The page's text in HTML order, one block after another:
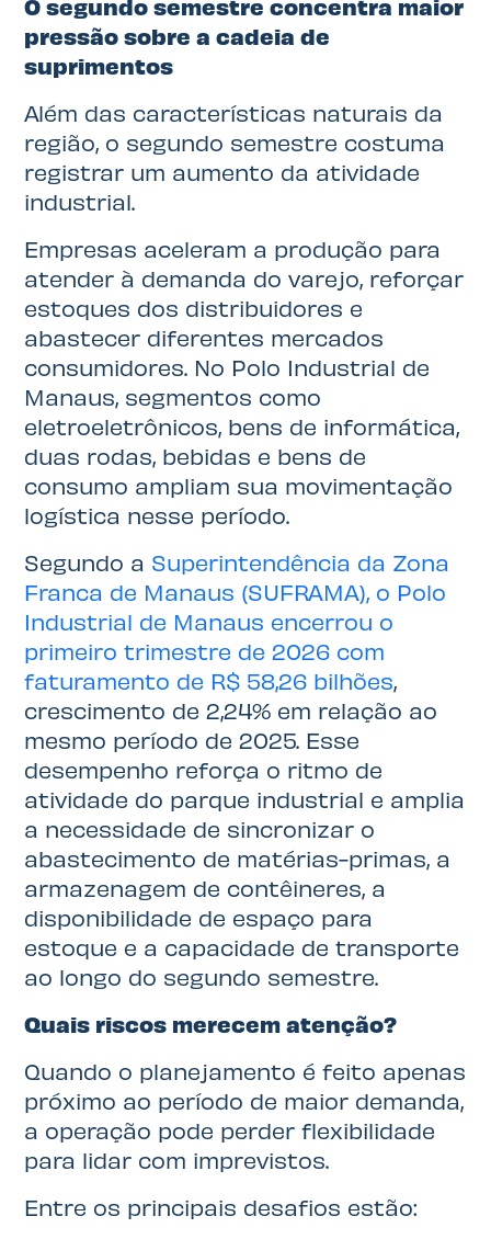
O segundo semestre concentra maior
pressão sobre a cadeia de
suprimentos
Além das características naturais da
região, o segundo semestre costuma
registrar um aumento da atividade
industrial.
Empresas aceleram a produção para
atender à demanda do varejo, reforçar
estoques dos distribuidores e
abastecer diferentes mercados
consumidores. No Polo Industrial de
Manaus, segmentos como
eletroeletrônicos, bens de informática,
duas rodas, bebidas e bens de
consumo ampliam sua movimentação
logística nesse período.
Segundo a Superintendência da Zona
Franca de Manaus (SUFRAMA), o Polo
Industrial de Manaus encerrou o
primeiro trimestre de 2026 com
faturamento de R$ 58,26 bilhões,
crescimento de 2,24% em relação ao
mesmo período de 2025. Esse
desempenho reforça o ritmo de
atividade do parque industrial e amplia
a necessidade de sincronizar o
abastecimento de matérias-primas, a
armazenagem de contêineres, a
disponibilidade de espaço para
estoque e a capacidade de transporte
ao longo do segundo semestre.
Quais riscos merecem atenção?
Quando o planejamento é feito apenas
próximo ao período de maior demanda,
a operação pode perder flexibilidade
para lidar com imprevistos.
Entre os principais desafios estão: